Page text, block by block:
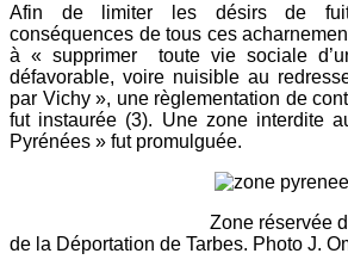
Afin de limiter les désirs de
conséquences de tous ces
à « supprimer toute vie sociale
défavorable, voire nuisible au
par Vichy », une règlementation de
fut instaurée (3). Une zone interdite
Pyrénées » fut promulguée.
Zone réservée des
de la Déportation de Tarbes. Photo J.